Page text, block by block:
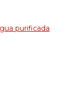
purificada